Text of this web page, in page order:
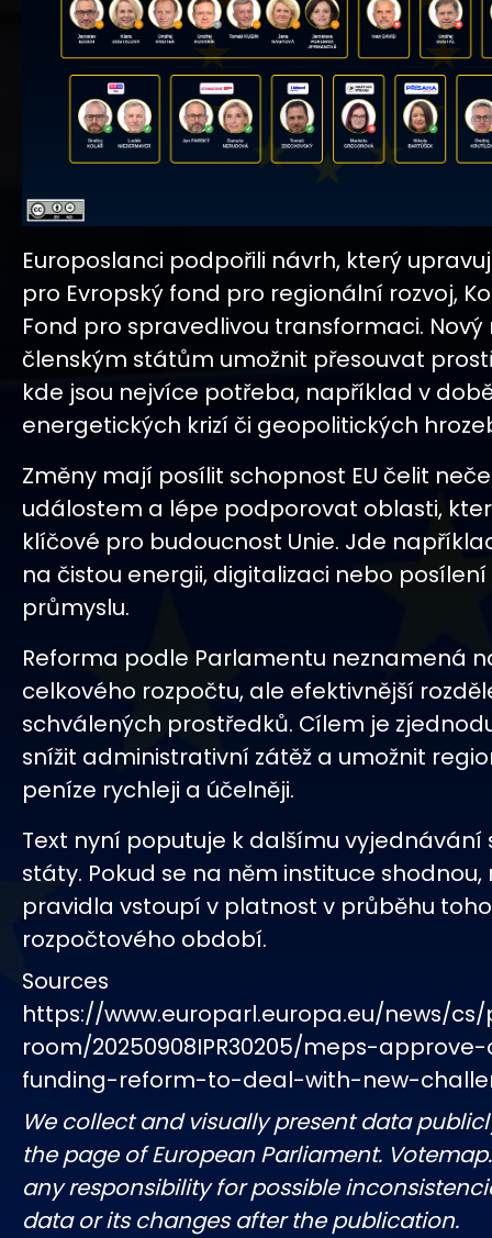
Europoslanci podpořili návrh, který
pro Evropský fond pro regionální rozvoj,
Fond pro spravedlivou transformaci.
členským státům umožnit přesouvat
kde jsou nejvíce potřeba, například v
energetických krizí či geopolitických
Změny mají posílit schopnost EU čelit
událostem a lépe podporovat oblasti,
klíčové pro budoucnost Unie. Jde
na čistou energii, digitalizaci nebo
průmyslu.
Reforma podle Parlamentu neznamená
celkového rozpočtu, ale efektivnější
schválených prostředků. Cílem je
snížit administrativní zátěž a umožnit
peníze rychleji a účelněji.
Text nyní poputuje k dalšímu vyjednávání
státy. Pokud se na něm instituce shodnou,
pravidla vstoupí v platnost v průběhu
rozpočtového období.
Sources
https://www.europarl.europa.eu/news/
room/20250908IPR30205/meps-
funding-reform-to-deal-with-new-
We collect and visually present data
the page of European Parliament.
any responsibility for possible
data or its changes after the publication.